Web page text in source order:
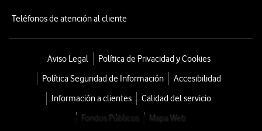
Teléfonos de atención al cliente
Aviso Legal
Política de Privacidad y Cookies
Política Seguridad de Información
Accesibilidad
Información a clientes
Calidad del servicio
Fondos Públicos
Mapa Web